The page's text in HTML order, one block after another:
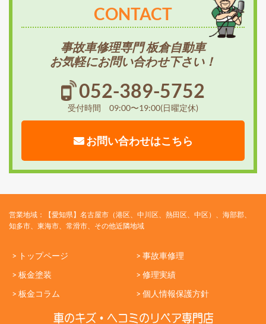
CONTACT
事故車修理専門 板倉自動車
お気軽にお問い合わせ下さい！
052-389-5752
受付時間 09:00〜19:00(日曜定休)
お問い合わせはこちら
営業地域：【愛知県】名古屋市（港区、中川区、熱田区、中区）、海部郡、
知多市、東海市、常滑市、その他近隣地域
> トップページ
> 事故車修理
> 板金塗装
> 修理実績
> 板金コラム
> 個人情報保護方針